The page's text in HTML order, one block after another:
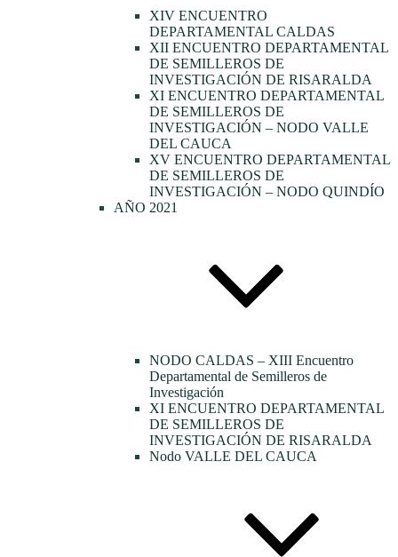
XIV ENCUENTRO
DEPARTAMENTAL CALDAS
XII ENCUENTRO DEPARTAMENTAL
DE SEMILLEROS DE
INVESTIGACIÓN DE RISARALDA
XI ENCUENTRO DEPARTAMENTAL
DE SEMILLEROS DE
INVESTIGACIÓN – NODO VALLE
DEL CAUCA
XV ENCUENTRO DEPARTAMENTAL
DE SEMILLEROS DE
INVESTIGACIÓN – NODO QUINDÍO
AÑO 2021
NODO CALDAS – XIII Encuentro
Departamental de Semilleros de
Investigación
XI ENCUENTRO DEPARTAMENTAL
DE SEMILLEROS DE
INVESTIGACIÓN DE RISARALDA
Nodo VALLE DEL CAUCA